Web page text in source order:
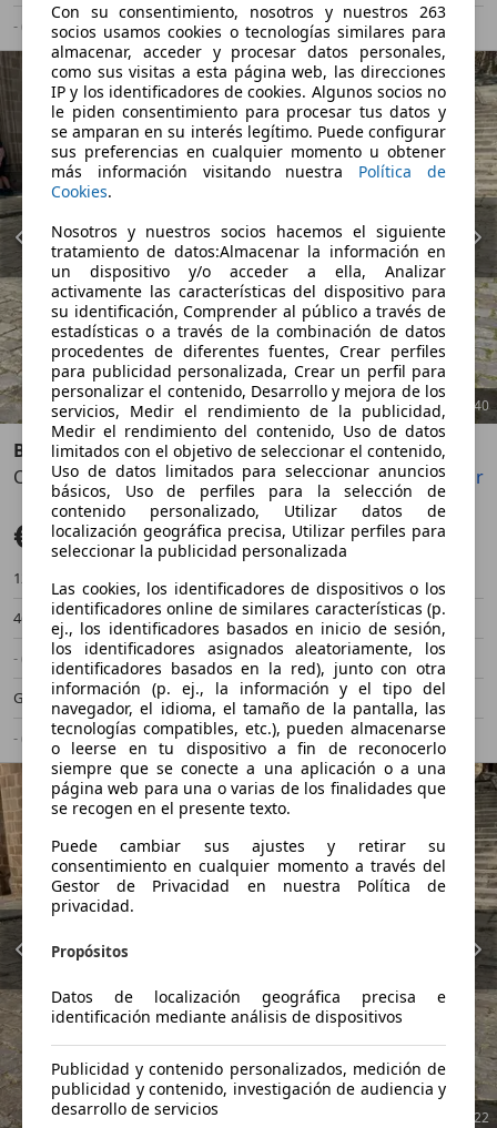
- (g/km)
-/-
Anterior
40
BMW X6 M
Competition
Guardar Compartir
€ 116.300 Súper oferta
12.340 km
03/2023
460 kW (625 CV)
Ocasión
- (Propietarios)
Automático
Gasolina
- (l/100 km)
- (g/km)
-/-
22
Con su consentimiento, nosotros y nuestros 263
socios usamos cookies o tecnologías similares para
almacenar, acceder y procesar datos personales,
como sus visitas a esta página web, las direcciones
IP y los identificadores de cookies. Algunos socios no
le piden consentimiento para procesar tus datos y
se amparan en su interés legítimo. Puede configurar
sus preferencias en cualquier momento u obtener
más información visitando nuestra Política de
Cookies.
Nosotros y nuestros socios hacemos el siguiente
tratamiento de datos:Almacenar la información en
un dispositivo y/o acceder a ella, Analizar
activamente las características del dispositivo para
su identificación, Comprender al público a través de
estadísticas o a través de la combinación de datos
procedentes de diferentes fuentes, Crear perfiles
para publicidad personalizada, Crear un perfil para
personalizar el contenido, Desarrollo y mejora de los
servicios, Medir el rendimiento de la publicidad,
Medir el rendimiento del contenido, Uso de datos
limitados con el objetivo de seleccionar el contenido,
Uso de datos limitados para seleccionar anuncios
básicos, Uso de perfiles para la selección de
contenido personalizado, Utilizar datos de
localización geográfica precisa, Utilizar perfiles para
seleccionar la publicidad personalizada
Las cookies, los identificadores de dispositivos o los
identificadores online de similares características (p.
ej., los identificadores basados en inicio de sesión,
los identificadores asignados aleatoriamente, los
identificadores basados en la red), junto con otra
información (p. ej., la información y el tipo del
navegador, el idioma, el tamaño de la pantalla, las
tecnologías compatibles, etc.), pueden almacenarse
o leerse en tu dispositivo a fin de reconocerlo
siempre que se conecte a una aplicación o a una
página web para una o varias de los finalidades que
se recogen en el presente texto.
Puede cambiar sus ajustes y retirar su
consentimiento en cualquier momento a través del
Gestor de Privacidad en nuestra Política de
privacidad.
Propósitos
Datos de localización geográfica precisa e
identificación mediante análisis de dispositivos
Publicidad y contenido personalizados, medición de
publicidad y contenido, investigación de audiencia y
desarrollo de servicios